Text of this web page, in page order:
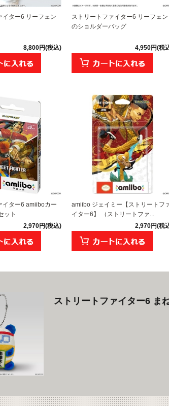
イター6 リーフェン
8,800円(税込)
ストリートファイター6 リーフェン
のショルダーバッグ
4,950円(税
イター6 amiiboカー
ット
2,970円(税込)
amiibo ジェイミー【ストリートフ
イター6】 （ストリートファ...
2,970円(税
ストリートファイター6 ま